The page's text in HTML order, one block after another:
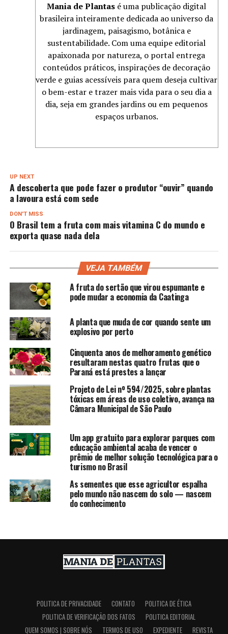
Mania de Plantas é uma publicação digital
brasileira inteiramente dedicada ao universo da
jardinagem, paisagismo, botânica e
sustentabilidade. Com uma equipe editorial
apaixonada por natureza, o portal entrega
conteúdos práticos, inspirações de decoração
verde e guias acessíveis para quem deseja cultivar
o bem-estar e trazer mais vida para o seu dia a
dia, seja em grandes jardins ou em pequenos
espaços urbanos.
UP NEXT
A descoberta que pode fazer o produtor “ouvir” quando
a lavoura está com sede
DON'T MISS
O Brasil tem a fruta com mais vitamina C do mundo e
exporta quase nada dela
VEJA TAMBÉM
A fruta do sertão que virou espumante e
pode mudar a economia da Caatinga
A planta que muda de cor quando sente um
explosivo por perto
Cinquenta anos de melhoramento genético
resultaram nestas quatro frutas que o
Paraná está prestes a lançar
Projeto de Lei nº 594/2025, sobre plantas
tóxicas em áreas de uso coletivo, avança na
Câmara Municipal de São Paulo
Um app gratuito para explorar parques com
educação ambiental acaba de vencer o
prêmio de melhor solução tecnológica para o
turismo no Brasil
As sementes que esse agricultor espalha
pelo mundo não nascem do solo — nascem
do conhecimento
POLITICA DE PRIVACIDADE CONTATO
POLITICA DE ÉTICA
POLITICA DE VERIFICAÇÃO DOS FATOS
POLITICA EDITORIAL
QUEM SOMOS | SOBRE NÓS
TERMOS DE USO EXPEDIENTE REVISTA